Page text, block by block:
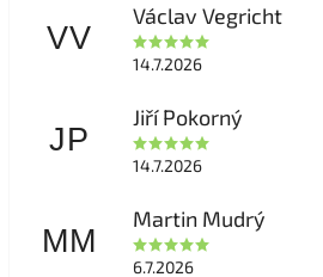
VV
Václav Vegricht
14.7.2026
JP
Jiří Pokorný
14.7.2026
MM
Martin Mudrý
6.7.2026